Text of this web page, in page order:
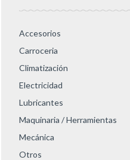
Accesorios
Carroceria
Climatización
Electricidad
Lubricantes
Maquinaria / Herramientas
Mecánica
Otros